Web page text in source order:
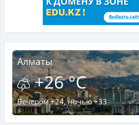
Алматы
+26 °C
Вечером +24, ночью +33